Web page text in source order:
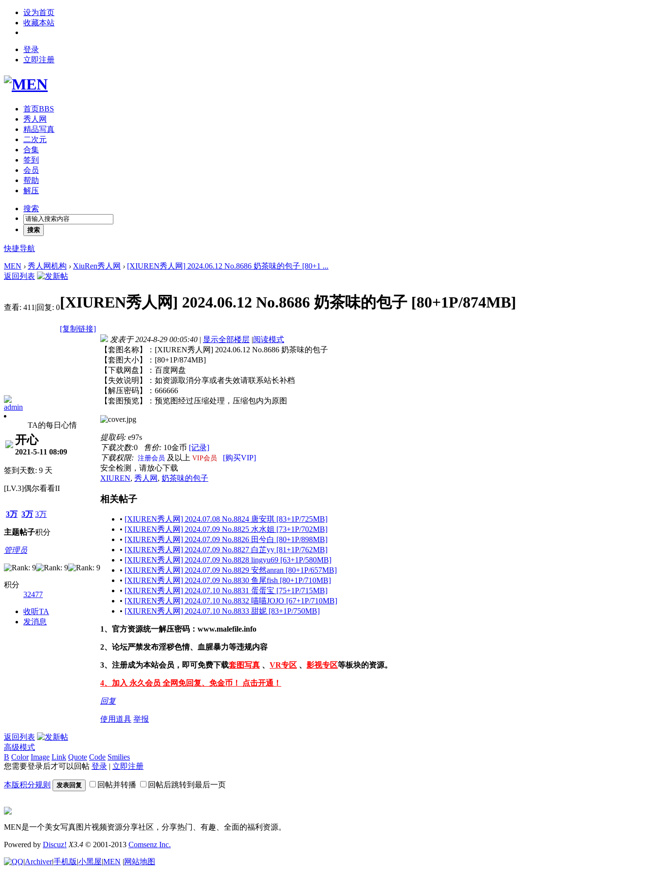
设为首页
收藏本站
登录
立即注册
首页BBS
秀人网
精品写真
二次元
合集
签到
会员
帮助
解压
搜索
搜索
快捷导航
MEN › 秀人网机构 › XiuRen秀人网 › [XIUREN秀人网] 2024.06.12 No.8686 奶茶味的包子 [80+1 ...
返回列表
查看: 411 |回复: 0[XIUREN秀人网] 2024.06.12 No.8686 奶茶味的包子 [80+1P/874MB]
[复制链接]
admin
TA的每日心情
开心
2021-5-11 08:09
签到天数: 9 天
[LV.3]偶尔看看II
3万
主题
3万
帖子
3万
积分
管理员
积分
32477
收听TA
发消息
发表于 2024-8-29 00:05:40 | 显示全部楼层 |阅读模式
【套图名称】：[XIUREN秀人网] 2024.06.12 No.8686 奶茶味的包子
【套图大小】：[80+1P/874MB]
【下载网盘】：百度网盘
【失效说明】：如资源取消分享或者失效请联系站长补档
【解压密码】：666666
【套图预览】：预览图经过压缩处理，压缩包内为原图
提取码: e97s
下载次数:0 售价: 10金币 [记录]
下载权限: 注册会员 及以上 VIP会员
[购买VIP]
安全检测，请放心下载
XIUREN, 秀人网 , 奶茶味的包子
相关帖子
• [XIUREN秀人网] 2024.07.08 No.8824 唐安琪 [83+1P/725MB]
• [XIUREN秀人网] 2024.07.09 No.8825 水水姐 [73+1P/702MB]
• [XIUREN秀人网] 2024.07.09 No.8826 田兮白 [80+1P/898MB]
• [XIUREN秀人网] 2024.07.09 No.8827 白芷yy [81+1P/762MB]
• [XIUREN秀人网] 2024.07.09 No.8828 lingyu69 [63+1P/580MB]
• [XIUREN秀人网] 2024.07.09 No.8829 安然anran [80+1P/657MB]
• [XIUREN秀人网] 2024.07.09 No.8830 鱼尾fish [80+1P/710MB]
• [XIUREN秀人网] 2024.07.10 No.8831 蛋蛋宝 [75+1P/715MB]
• [XIUREN秀人网] 2024.07.10 No.8832 喵喵JOJO [67+1P/710MB]
• [XIUREN秀人网] 2024.07.10 No.8833 甜妮 [83+1P/750MB]
1、官方资源统一解压密码：www.malefile.info
2、论坛严禁发布淫秽色情、血腥暴力等违规内容
3、注册成为本站会员，即可免费下载套图写真 、 VR专区 、 影视专区等板块的资源。
4、加入 永久会员 全网免回复、免金币！ 点击开通！
回复
使用道具 举报
返回列表
高级模式
B Color Image Link Quote Code Smilies
您需要登录后才可以回帖 登录 | 立即注册
本版积分规则 发表回复 回帖并转播 回帖后跳转到最后一页
MEN是一个美女写真图片视频资源分享社区，分享热门、有趣、全面的福利资源。
Powered by Discuz! X3.4 © 2001-2013 Comsenz Inc.
|Archiver|手机版|小黑屋|MEN |网站地图